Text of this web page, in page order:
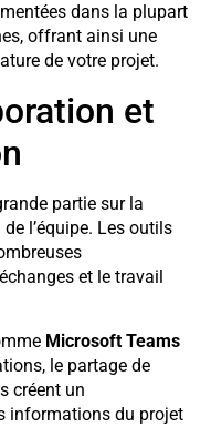
dans la plupart
offrant ainsi une
de votre projet.
et
partie sur la
l’équipe. Les outils
et le travail
Microsoft Teams
le partage de
créent un
informations du projet